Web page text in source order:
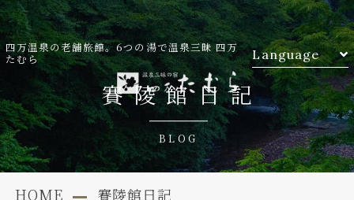
四万温泉の老舗旅館。6つの湯で温泉三昧 四万
たむら
Language
賽陵館日記
BLOG
HOME 賽陵館日記